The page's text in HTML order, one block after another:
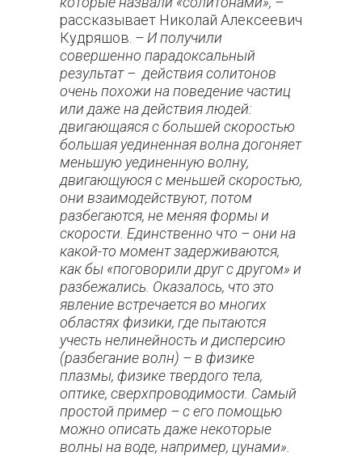
рассказывает Николай Алексеевич
Кудряшов. – И получили
совершенно парадоксальный
результат – действия солитонов
очень похожи на поведение частиц
или даже на действия людей:
двигающаяся с большей скоростью
большая уединенная волна догоняет
меньшую уединенную волну,
двигающуюся с меньшей скоростью,
они взаимодействуют, потом
разбегаются, не меняя формы и
скорости. Единственно что – они на
какой-то момент задерживаются,
как бы «поговорили друг с другом» и
разбежались. Оказалось, что это
явление встречается во многих
областях физики, где пытаются
учесть нелинейность и дисперсию
(разбегание волн) – в физике
плазмы, физике твердого тела,
оптике, сверхпроводимости. Самый
простой пример – с его помощью
можно описать даже некоторые
волны на воде, например, цунами».